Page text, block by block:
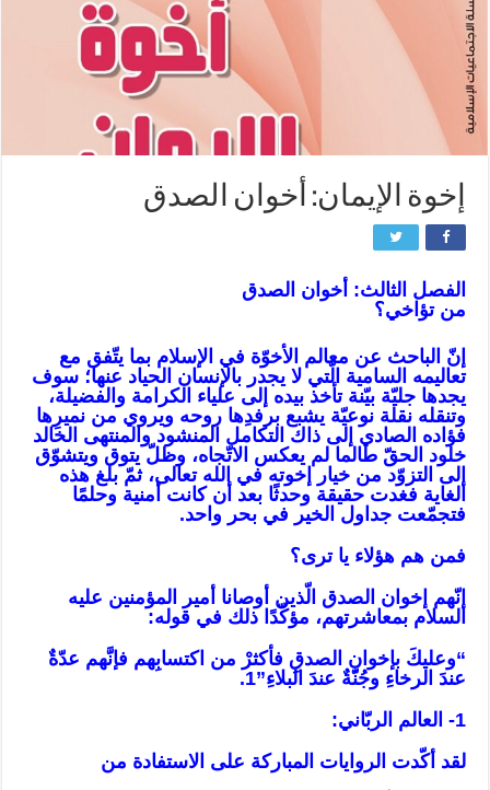
إخوة الإيمان: أخوان الصدق
الفصل الثالث: أخوان الصدق
من تؤاخي؟
إنّ الباحث عن معالم الأخوّة في الإسلام بما يتّفق مع
تعاليمه السامية الّتي لا يجدر بالإنسان الحياد عنها؛ سوف
يجدها جليّة بيّنة تأخذ بيده إلى علياء الكرامة والفضيلة،
وتنقله نقلة نوعيّة يشبع برفدِها روحه ويروي من نميرِها
فؤاده الصادي إلى ذاك التكامل المنشود والمنتهى الخالد
خلود الحقّ طالما لم يعكس الاتّجاه، وظلّ يتوق ويتشوّق
إلى التزوّد من خيار إخوته في الله تعالى، ثمّ بلغ هذه
الغاية فغدت حقيقة وحدثًا بعد أن كانت أمنية وحلمًا
فتجمّعت جداول الخير في بحر واحد.
فمن هم هؤلاء يا ترى؟
إنّهم إخوان الصدق الّذين أوصانا أمير المؤمنين عليه
السلام بمعاشرتهم، مؤكّدًا ذلك في قوله:
“وعليكَ بإخوانِ الصدقِ فأكثرْ من اكتسابِهم فإنَّهم عدّةٌ
عندَ الرخاءِ وجُنّةٌ عندَ البلاءِ”1.
1- العالم الربّاني:
لقد أكّدت الروايات المباركة على الاستفادة من